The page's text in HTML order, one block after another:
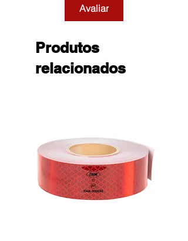
Avaliar
Produtos
relacionados